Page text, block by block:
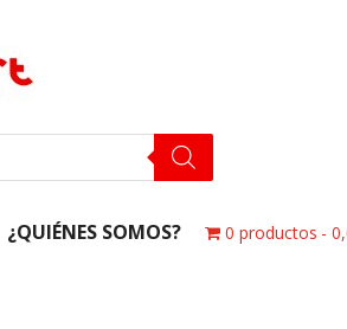
¿QUIÉNES SOMOS? 0 productos